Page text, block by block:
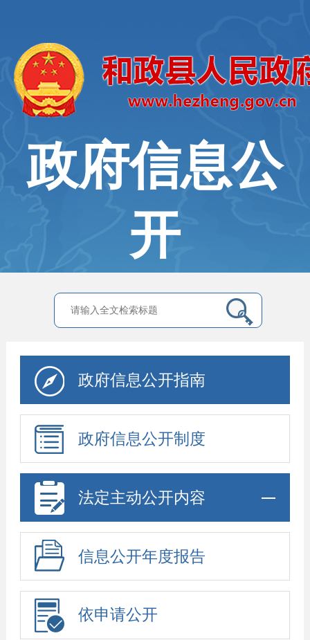
政府信息公
开
政府信息公开指南
政府信息公开制度
法定主动公开内容
信息公开年度报告
依申请公开